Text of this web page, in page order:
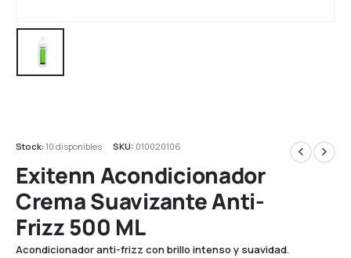
Stock: 10 disponibles SKU: 010020106
Exitenn Acondicionador
Crema Suavizante Anti-
Frizz 500 ML
Acondicionador anti-frizz con brillo intenso y suavidad.